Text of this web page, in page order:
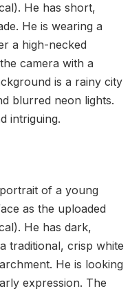
He has short,
He is wearing a
a high-necked
camera with a
is a rainy city
blurred neon lights.
intriguing.
of a young
as the uploaded
He has dark,
traditional, crisp white
He is looking
expression. The